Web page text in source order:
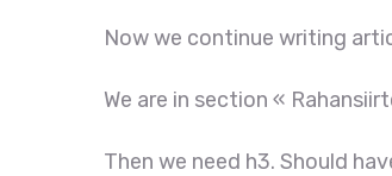
Now we continue writing
We are in section «
Then we need h3. Should